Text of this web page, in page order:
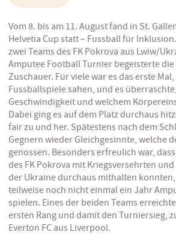
Vom 8. bis am 11. August fand in St.
Helvetia Cup statt – Fussball für
zwei Teams des FK Pokrova aus Lwiw/
Amputee Football Turnier begeisterte
Zuschauer. Für viele war es das erste
Fussballspiele sahen, und es
Geschwindigkeit und welchem
Dabei ging es auf dem Platz durchaus
fair zu und her. Spätestens nach dem
Gegnern wieder Gleichgesinnte, welche
genossen. Besonders erfreulich war,
des FK Pokrova mit Kriegsversehrten
der Ukraine durchaus mithalten
teilweise noch nicht einmal ein Jahr
spielen. Eines der beiden Teams
ersten Rang und damit den Turniersieg,
Everton FC aus Liverpool.